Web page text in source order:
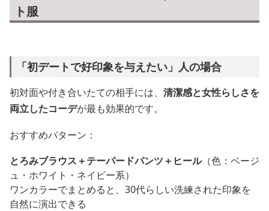
ト服
「初デートで好印象を与えたい」人の場合
初対面や付き合いたての相手には、 清潔感と女性らしさを
両立したコーデが最も効果的です。
おすすめパターン：
とろみブラウス＋テーパードパンツ＋ヒール（色：ベージ
ュ・ホワイト・ネイビー系）
ワンカラーでまとめると、30代らしい洗練された印象を
自然に演出できる